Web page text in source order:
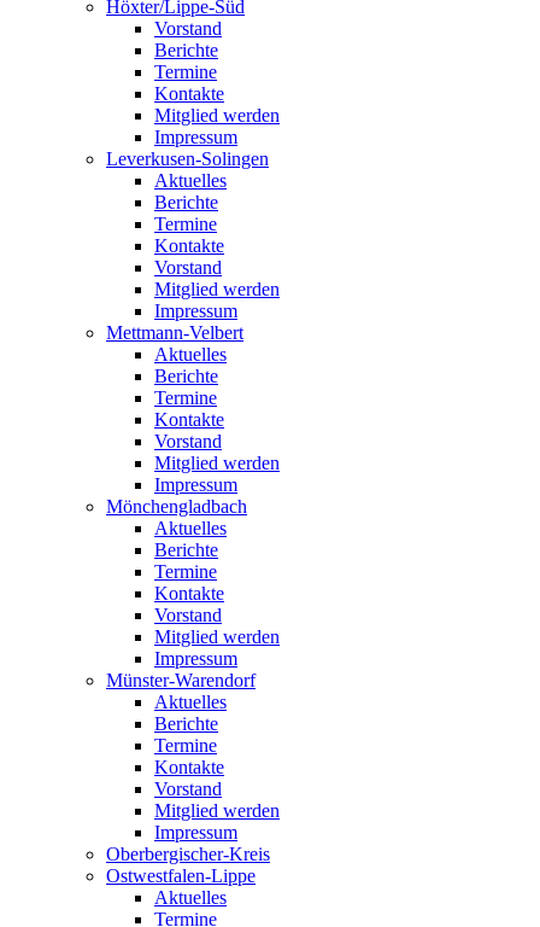
Höxter/Lippe-Süd
Vorstand
Berichte
Termine
Kontakte
Mitglied werden
Impressum
Leverkusen-Solingen
Aktuelles
Berichte
Termine
Kontakte
Vorstand
Mitglied werden
Impressum
Mettmann-Velbert
Aktuelles
Berichte
Termine
Kontakte
Vorstand
Mitglied werden
Impressum
Mönchengladbach
Aktuelles
Berichte
Termine
Kontakte
Vorstand
Mitglied werden
Impressum
Münster-Warendorf
Aktuelles
Berichte
Termine
Kontakte
Vorstand
Mitglied werden
Impressum
Oberbergischer-Kreis
Ostwestfalen-Lippe
Aktuelles
Termine